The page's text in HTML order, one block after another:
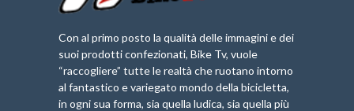
Con al primo posto la qualità delle immagini e dei
suoi prodotti confezionati, Bike Tv, vuole
“raccogliere” tutte le realtà che ruotano intorno
al fantastico e variegato mondo della bicicletta,
in ogni sua forma, sia quella ludica, sia quella più